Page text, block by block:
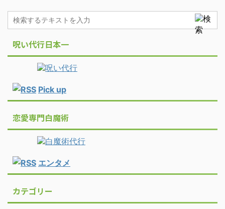
呪い代行日本一
Pick up
恋愛専門白魔術
エンタメ
カテゴリー